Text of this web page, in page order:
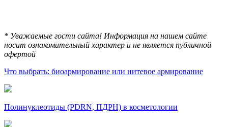
* Уважаемые гости сайта! Информация на нашем сайте
носит ознакомительный характер и не является публичной
офертой
Что выбрать: биоармирование или нитевое армирование
Полинуклеотиды (PDRN, ПДРН) в косметологии